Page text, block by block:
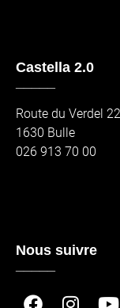
Castella 2.0
Route du Verdel 22
1630 Bulle
026 913 70 00
Nous suivre